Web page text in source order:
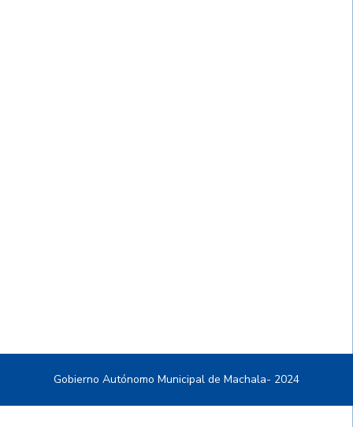
Gobierno Autónomo Municipal de Machala- 2024